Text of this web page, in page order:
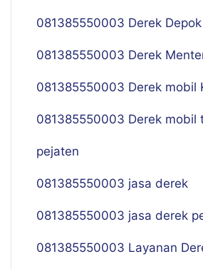
081385550003 Derek Depok
081385550003 Derek
081385550003 Derek mobil
081385550003 Derek mobil
pejaten
081385550003 jasa derek
081385550003 jasa derek
081385550003 Layanan